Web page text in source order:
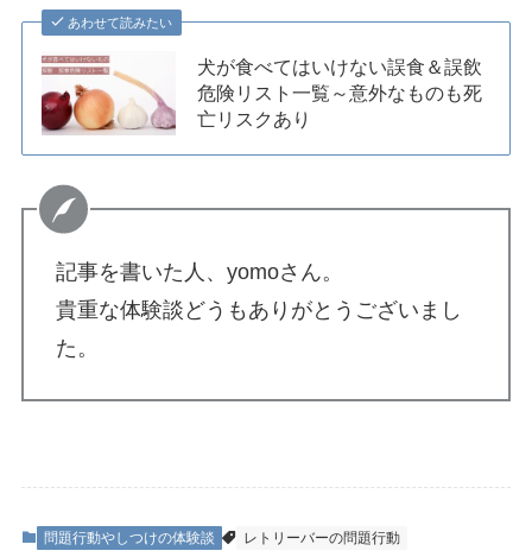
あわせて読みたい
犬が食べてはいけない誤食＆誤飲
危険リスト一覧～意外なものも死
亡リスクあり
記事を書いた人、yomoさん。
貴重な体験談どうもありがとうございまし
た。
問題行動やしつけの体験談 レトリーバーの問題行動